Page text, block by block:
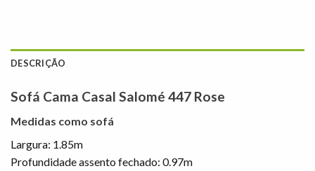
DESCRIÇÃO
Sofá Cama Casal Salomé 447 Rose
Medidas como sofá
Largura: 1.85m
Profundidade assento fechado: 0.97m